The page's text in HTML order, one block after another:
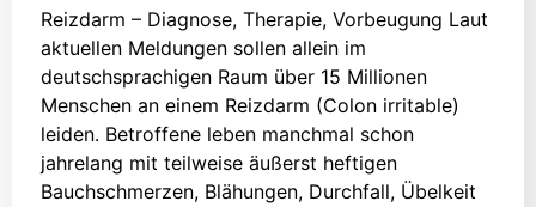
Reizdarm – Diagnose, Therapie, Vorbeugung Laut
aktuellen Meldungen sollen allein im
deutschsprachigen Raum über 15 Millionen
Menschen an einem Reizdarm (Colon irritable)
leiden. Betroffene leben manchmal schon
jahrelang mit teilweise äußerst heftigen
Bauchschmerzen, Blähungen, Durchfall, Übelkeit